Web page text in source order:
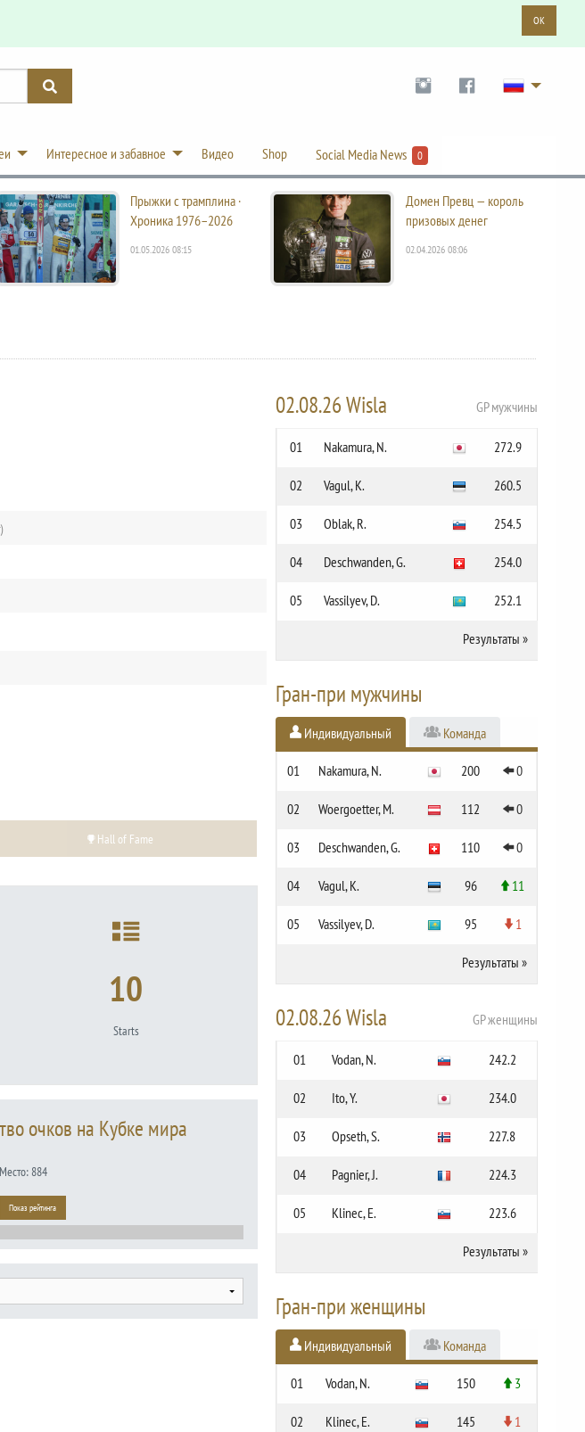
OK
Интересное и забавное Видео Shop Social Media News 0
Прыжки с трамплина ·
Хроника 1976–2026
01.05.2026 08:15
Домен Превц — король
призовых денег
02.04.2026 08:06
Hall of Fame
10
Starts
очков на Кубке мира
Место: 884
Показ рейтинга
02.08.26 Wisla GP мужчины
01 Nakamura, N. 272.9
02 Vagul, K. 260.5
03 Oblak, R. 254.5
04 Deschwanden, G. 254.0
05 Vassilyev, D. 252.1
Результаты »
Гран-при мужчины
Индивидуальный Команда
01 Nakamura, N. 200 0
02 Woergoetter, M. 112 0
03 Deschwanden, G. 110 0
04 Vagul, K. 96 11
05 Vassilyev, D. 95 1
Результаты »
02.08.26 Wisla GP женщины
01 Vodan, N. 242.2
02 Ito, Y. 234.0
03 Opseth, S. 227.8
04 Pagnier, J. 224.3
05 Klinec, E. 223.6
Результаты »
Гран-при женщины
Индивидуальный Команда
01 Vodan, N. 150 3
02 Klinec, E. 145 1